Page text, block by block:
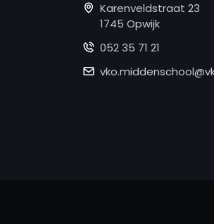
Karenveldstraat 23
1745 Opwijk
052 35 71 21